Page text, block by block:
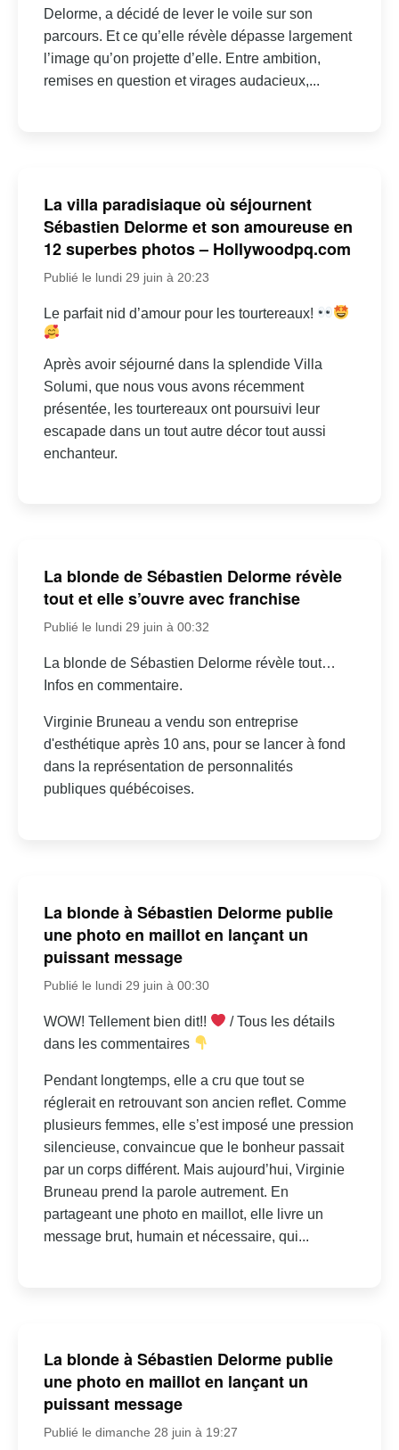
Delorme, a décidé de lever le voile sur son
parcours. Et ce qu’elle révèle dépasse largement
l’image qu’on projette d’elle. Entre ambition,
remises en question et virages audacieux,...
La villa paradisiaque où séjournent
Sébastien Delorme et son amoureuse en
12 superbes photos – Hollywoodpq.com
Publié le lundi 29 juin à 20:23
Le parfait nid d’amour pour les tourtereaux!
Après avoir séjourné dans la splendide Villa
Solumi, que nous vous avons récemment
présentée, les tourtereaux ont poursuivi leur
escapade dans un tout autre décor tout aussi
enchanteur.
La blonde de Sébastien Delorme révèle
tout et elle s’ouvre avec franchise
Publié le lundi 29 juin à 00:32
La blonde de Sébastien Delorme révèle tout…
Infos en commentaire.
Virginie Bruneau a vendu son entreprise
d'esthétique après 10 ans, pour se lancer à fond
dans la représentation de personnalités
publiques québécoises.
La blonde à Sébastien Delorme publie
une photo en maillot en lançant un
puissant message
Publié le lundi 29 juin à 00:30
WOW! Tellement bien dit!!
/ Tous les détails
dans les commentaires
Pendant longtemps, elle a cru que tout se
réglerait en retrouvant son ancien reflet. Comme
plusieurs femmes, elle s’est imposé une pression
silencieuse, convaincue que le bonheur passait
par un corps différent. Mais aujourd’hui, Virginie
Bruneau prend la parole autrement. En
partageant une photo en maillot, elle livre un
message brut, humain et nécessaire, qui...
La blonde à Sébastien Delorme publie
une photo en maillot en lançant un
puissant message
Publié le dimanche 28 juin à 19:27